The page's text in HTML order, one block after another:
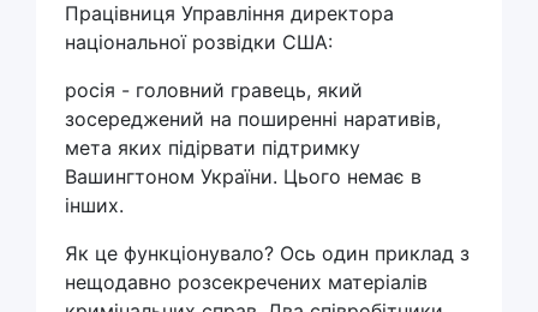
Працівниця Управління директора
національної розвідки США:
росія - головний гравець, який
зосереджений на поширенні наративів,
мета яких підірвати підтримку
Вашингтоном України. Цього немає в
інших.
Як це функціонувало? Ось один приклад з
нещодавно розсекречених матеріалів